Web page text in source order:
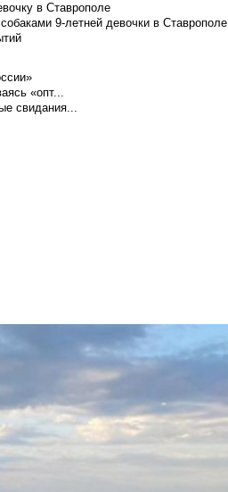
в Ставрополе
9-летней девочки в Ставрополе
«опт...
свидания...